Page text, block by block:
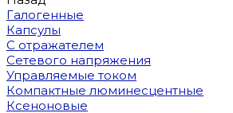
Галогенные
Капсулы
С отражателем
Сетевого напряжения
Управляемые током
Компактные люминесцентные
Ксеноновые